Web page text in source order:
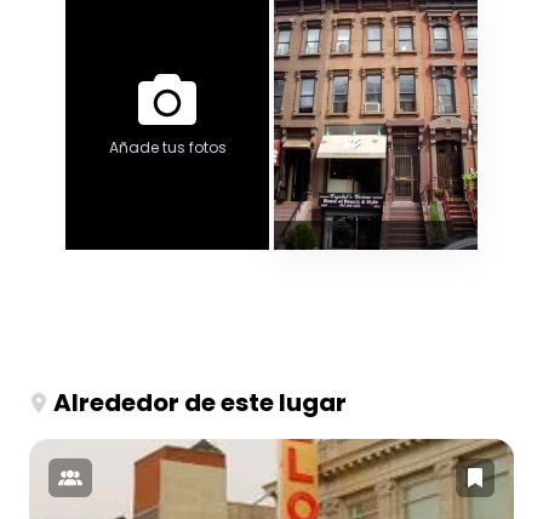
Añade tus fotos
Alrededor de este lugar